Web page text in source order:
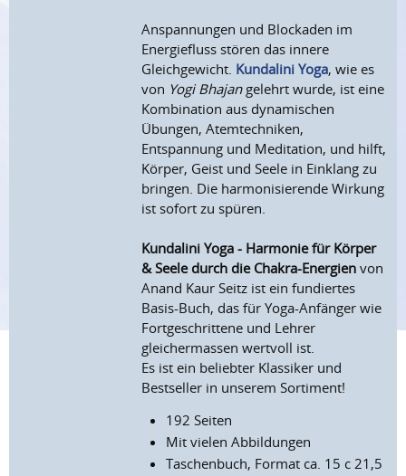
Anspannungen und Blockaden im
Energiefluss stören das innere
Gleichgewicht. Kundalini Yoga, wie es
von Yogi Bhajangelehrt wurde, ist eine
Kombination aus dynamischen
Übungen, Atemtechniken,
Entspannung und Meditation, und hilft,
Körper, Geist und Seele in Einklang zu
bringen. Die harmonisierende Wirkung
ist sofort zu spüren.
Kundalini Yoga - Harmonie für Körper
& Seele durch die Chakra-Energien von
Anand Kaur Seitz ist ein fundiertes
Basis-Buch, das für Yoga-Anfänger wie
Fortgeschrittene und Lehrer
gleichermassen wertvoll ist.
Es ist ein beliebter Klassiker und
Bestseller in unserem Sortiment!
192 Seiten
Mit vielen Abbildungen
Taschenbuch, Format ca. 15 c 21,5